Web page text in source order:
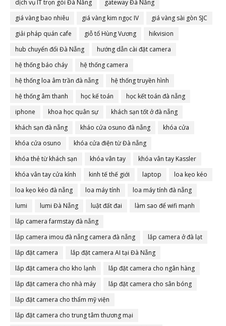
dịch vụ IT trọn gói Đà Nẵng
gateway Đà Nẵng
giá vàng bao nhiêu
giá vàng kim ngọc IV
giá vàng sài gòn SJC
giải pháp quán cafe
giỗ tổ Hùng Vương
hikvision
hub chuyển đổi Đà Nẵng
hướng dẫn cài đặt camera
hệ thống báo cháy
hệ thống camera
hệ thống loa âm trần đà nẵng
hệ thống truyền hình
hệ thống âm thanh
học kế toán
học kết toán đà nẵng
iphone
khoa học quân sự
khách sạn tốt ở đà nẵng
khách sạn đà nẵng
kháo cửa osuno đà nẵng
khóa cửa
khóa cửa osuno
khóa cửa điện từ Đà nẵng
khóa thẻ từ khách sạn
khóa vân tay
khóa vân tay Kassler
khóa vân tay cửa kính
kinh tế thế giới laptop
loa kẹo kéo
loa kẹo kéo đà nẵng
loa máy tính
loa máy tính đà nẵng
lumi
lumi Đà Nẵng luật đất đai
làm sao để wifi mạnh
lắp camera farmstay đà nẵng
lắp camera imou đà nẵng camera đà nẵng
lắp camera ở đà lạt
lắp đặt camera
lắp đặt camera AI tại Đà Nẵng
lắp đặt camera cho kho lạnh
lắp đặt camera cho ngân hàng
lắp đặt camera cho nhà máy
lắp đặt camera cho sân bóng
lắp đặt camera cho thẩm mỹ viện
lắp đặt camera cho trung tâm thương mại